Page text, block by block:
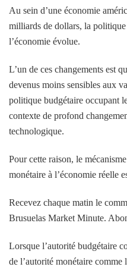
Au sein d’une économie
milliards de dollars, la
l’économie évolue.
L’un de ces changements est
devenus moins sensibles aux
politique budgétaire occupant
contexte de profond
technologique.
Pour cette raison, le
monétaire à l’économie réelle
Recevez chaque matin le
Brusuelas Market Minute.
Lorsque l’autorité budgétaire
de l’autorité monétaire comme